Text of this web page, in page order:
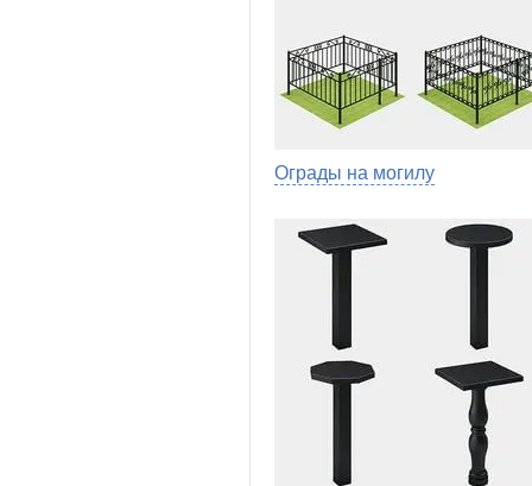
Ограды на могилу